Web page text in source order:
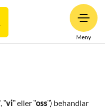
Meny
”vi” eller ”oss”) behandlar